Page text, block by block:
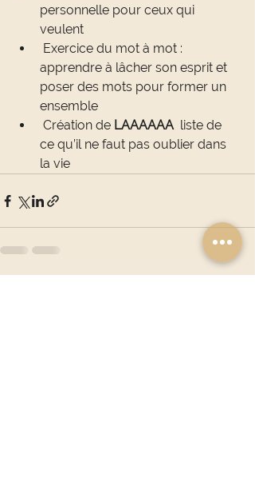
personnelle pour ceux qui
veulent
apprendre à lâcher son esprit et
poser des mots pour former un
ensemble
Création de LAAAAAA
  liste de
ce qu’il ne faut pas oublier dans
la vie